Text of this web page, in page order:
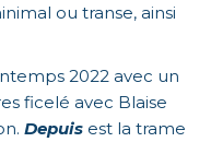
ou transe, ainsi
2022 avec un
ficelé avec Blaise
Depuis est la trame